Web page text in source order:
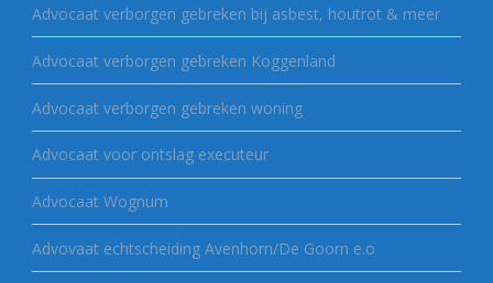
Advocaat verborgen gebreken bij asbest, houtrot & meer
Advocaat verborgen gebreken Koggenland
Advocaat verborgen gebreken woning
Advocaat voor ontslag executeur
Advocaat Wognum
Advovaat echtscheiding Avenhorn/De Goorn e.o